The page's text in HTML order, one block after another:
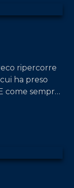
ripercorre
ha preso
come sempre,